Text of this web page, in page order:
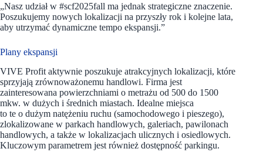
„Nasz udział w #scf2025fall ma jednak strategiczne znaczenie.
Poszukujemy nowych lokalizacji na przyszły rok i kolejne lata,
aby utrzymać dynamiczne tempo ekspansji.”
Plany ekspansji
VIVE Profit aktywnie poszukuje atrakcyjnych lokalizacji, które
sprzyjają zrównoważonemu handlowi. Firma jest
zainteresowana powierzchniami o metrażu od 500 do 1500
mkw. w dużych i średnich miastach. Idealne miejsca
to te o dużym natężeniu ruchu (samochodowego i pieszego),
zlokalizowane w parkach handlowych, galeriach, pawilonach
handlowych, a także w lokalizacjach ulicznych i osiedlowych.
Kluczowym parametrem jest również dostępność parkingu.